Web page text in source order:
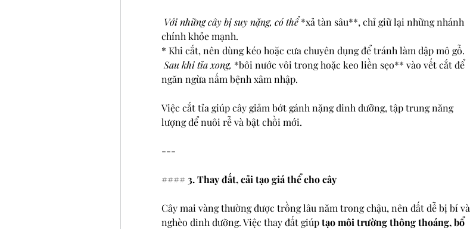
Với những cây bị suy nặng, có thể *xả tàn sâu**, chỉ giữ lại những nhánh
chính khỏe mạnh.
* Khi cắt, nên dùng kéo hoặc cưa chuyên dụng để tránh làm dập mô gỗ.
Sau khi tỉa xong, *bôi nước vôi trong hoặc keo liền sẹo** vào vết cắt để
ngăn ngừa nấm bệnh xâm nhập.
Việc cắt tỉa giúp cây giảm bớt gánh nặng dinh dưỡng, tập trung năng
lượng để nuôi rễ và bật chồi mới.
---
#### 3. Thay đất, cải tạo giá thể cho cây
Cây mai vàng thường được trồng lâu năm trong chậu, nên đất dễ bị bí và
nghèo dinh dưỡng. Việc thay đất giúp tạo môi trường thông thoáng, bổ